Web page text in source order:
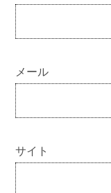
メール
サイト